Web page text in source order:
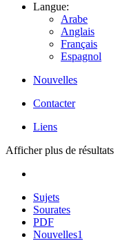
Langue:
Arabe
Anglais
Français
Espagnol
Nouvelles
Contacter
Liens
Afficher plus de résultats
Sujets
Sourates
PDF
Nouvelles1